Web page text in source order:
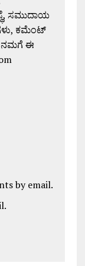
ಸಮುದಾಯ
ಕಮೆಂಟ್
ನಮಗೆ ಈ
by email.